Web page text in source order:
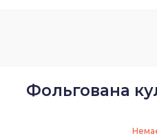
Фольгована